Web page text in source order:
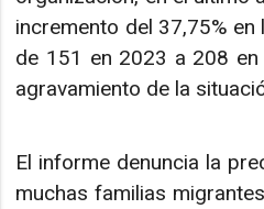
incremento del 37,75%
de 151 en 2023 a 208
agravamiento de la
El informe denuncia la
muchas familias